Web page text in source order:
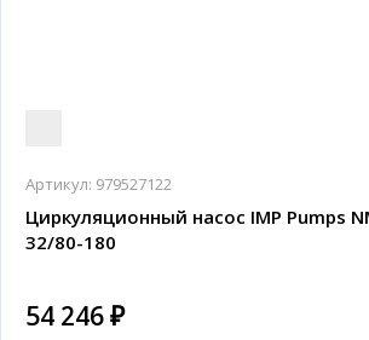
Артикул: 979527122
Циркуляционный насос IMP Pumps
32/80-180
54 246 ₽